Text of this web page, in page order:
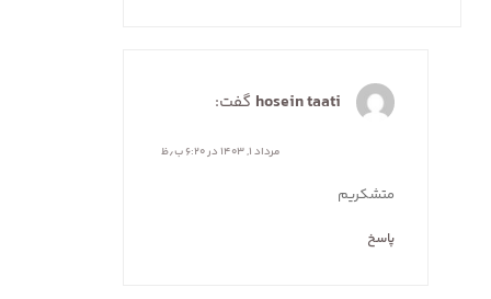
hosein taati گفت:
مرداد ۱, ۱۴۰۳ در ۶:۲۰ ب٫ظ
متشکریم
پاسخ